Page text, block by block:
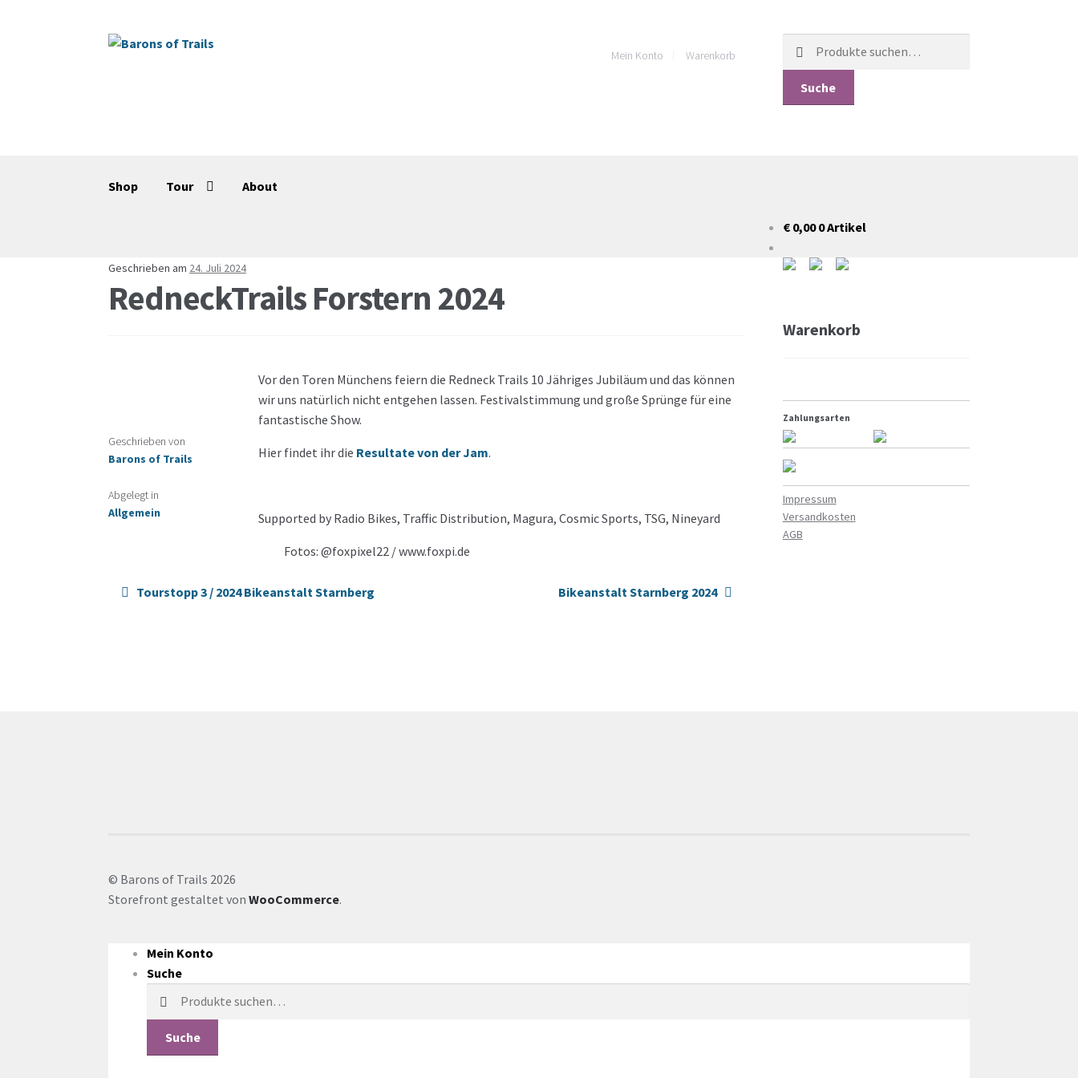
Zur
Springe
Mein Konto Warenkorb
nach:
Suche
Shop Tour About
€ 0,00 0 Artikel
Geschrieben am 24. Juli 2024
RedneckTrails Forstern 2024
Geschrieben von
Barons of Trails
Abgelegt in
Allgemein
Vor den Toren Münchens feiern die Redneck Trails 10 Jähriges Jubiläum und das können
wir uns natürlich nicht entgehen lassen. Festivalstimmung und große Sprünge für eine
fantastische Show.
Hier findet ihr die Resultate von der Jam.
Supported by Radio Bikes, Traffic Distribution, Magura, Cosmic Sports, TSG, Nineyard
Fotos: @foxpixel22 / www.foxpi.de
Beitragsnavigation
Tourstopp 3 / 2024 Bikeanstalt Starnberg Bikeanstalt Starnberg 2024
Warenkorb
Zahlungsarten
Impressum
Versandkosten
AGB
© Barons of Trails 2026
Storefront gestaltet von WooCommerce.
Mein Konto
Suche
Suche